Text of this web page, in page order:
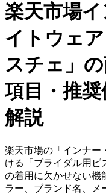
楽天市場イ
イトウェ
スチェ」
項目・推
解説
楽天市場の「インナー
ける「ブライダル用ビ
の着用に欠かせない機
ラー、ブランド名、メ